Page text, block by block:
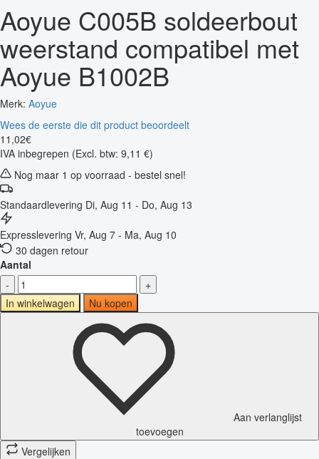
Aoyue C005B soldeerbout
weerstand compatibel met
Aoyue B1002B
Merk: Aoyue
Wees de eerste die dit product beoordeelt
11 ,02€
IVA inbegrepen (Excl. btw: 9,11 €)
Nog maar 1 op voorraad - bestel snel!
Standaardlevering Di, Aug 11 - Do, Aug 13
Expresslevering Vr, Aug 7 - Ma, Aug 10
30 dagen retour
Aantal
-
+
In winkelwagen
Nu kopen
Aan verlanglijst
toevoegen
Vergelijken